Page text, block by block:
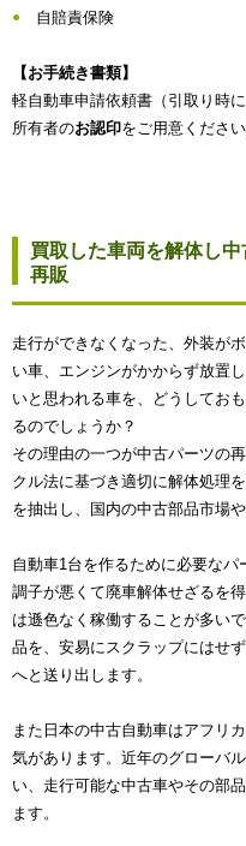
自賠責保険
【お手続き書類】
軽自動車申請依頼書（引取り時
所有者のお認印をご用意ください
買取した車両を解体し
再販
走行ができなくなった、外装が
い車、エンジンがかからず放置
いと思われる車を、どうしてお
るのでしょうか？
その理由の一つが中古パーツの
クル法に基づき適切に解体処理
を抽出し、国内の中古部品市場
自動車1台を作るために必要な
調子が悪くて廃車解体せざるを
は遜色なく稼働することが多い
品を、安易にスクラップにはせ
へと送り出します。
また日本の中古自動車はアフリ
気があります。近年のグローバ
い、走行可能な中古車やその部
ます。